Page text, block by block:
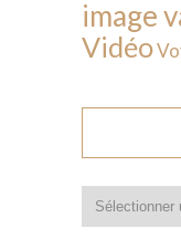
image
Vidéo